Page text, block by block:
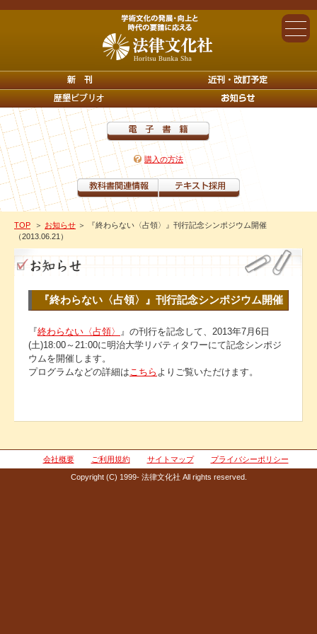
購入の方法
TOP ＞ お知らせ ＞ 『終わらない〈占領〉』刊行記念シンポジウム開催
（2013.06.21）
『終わらない〈占領〉』刊行記念シンポジウム開催
『終わらない〈占領〉 』の刊行を記念して、2013年7月6日
(土)18:00～21:00に明治大学リバティタワーにて記念シンポジ
ウムを開催します。
プログラムなどの詳細はこちら よりご覧いただけます。
会社概要 ご利用規約 サイトマップ プライバシーポリシー
Copyright (C) 1999- 法律文化社 All rights reserved.